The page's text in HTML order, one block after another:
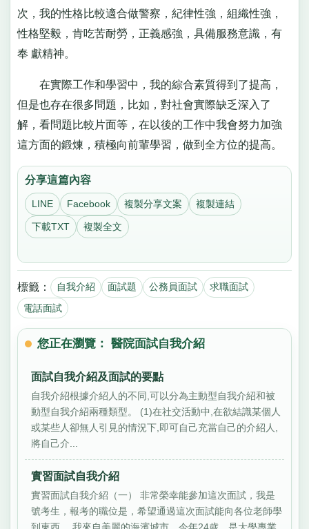
次，我的性格比較適合做警察，紀律性強，組織性強，
性格堅毅，肯吃苦耐勞，正義感強，具備服務意識，有
奉 獻精神。
在實際工作和學習中，我的綜合素質得到了提高，
但是也存在很多問題，比如，對社會實際缺乏深入了
解，看問題比較片面等，在以後的工作中我會努力加強
這方面的鍛煉，積極向前輩學習，做到全方位的提高。
分享這篇內容
LINE Facebook 複製分享文案 複製連結
下載TXT 複製全文
標籤： 自我介紹 面試題 公務員面試
求職面試
電話面試
您正在瀏覽： 醫院面試自我介紹
面試自我介紹及面試的要點
自我介紹根據介紹人的不同,可以分為主動型自我介紹和被
動型自我介紹兩種類型。 (1)在社交活動中,在欲結識某個人
或某些人卻無人引見的情況下,即可自己充當自己的介紹人,
將自己介...
實習面試自我介紹
實習面試自我介紹（一） 非常榮幸能參加這次面試，我是
號考生，報考的職位是，希望通過這次面試能向各位老師學